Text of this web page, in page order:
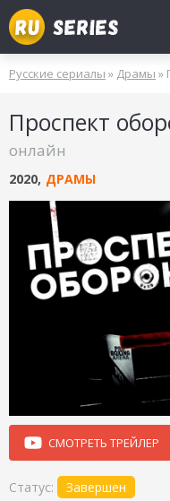
СМОТРЮ
БУДУ СМОТРЕТЬ
УЖЕ СМОТРЕЛ
Русские сериалы » Драмы »
Проспект
онлайн
2020, ДРАМЫ
СМОТРЕТЬ ТРЕЙЛЕР
Статус:
Завершен